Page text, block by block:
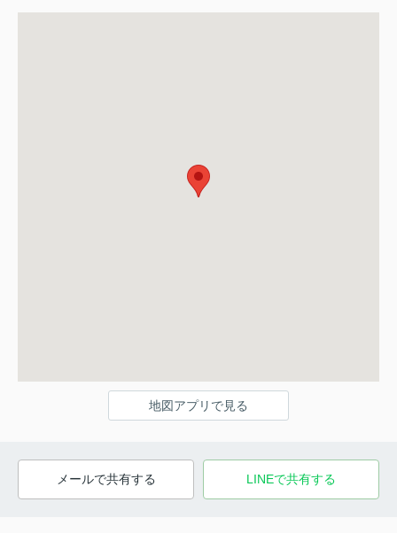
地図アプリで見る
メールで共有する LINEで共有する